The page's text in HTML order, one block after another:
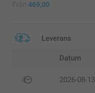
Från 469,00
Leverans
Datum
2026-08-13